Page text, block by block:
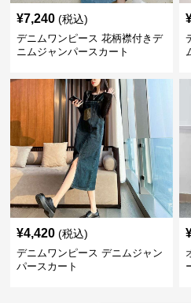
¥7,240 (税込)
デニムワンピース 花柄襟付きデ
ニムジャンパースカート
¥4,420 (税込)
デニムワンピース デニムジャン
パースカート